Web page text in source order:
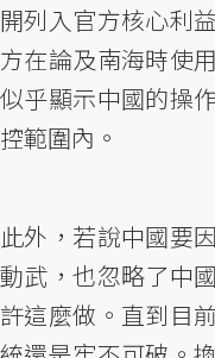
開列入官方核心利
方在論及南海時使
似乎顯示中國的操
控範圍內。
此外，若說中國要
動武，也忽略了中
許這麼做。直到目